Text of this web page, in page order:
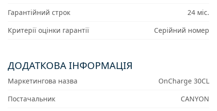
Гарантійний строк
24 міс.
Критерії оцінки гарантії
Серійний номер
ДОДАТКОВА ІНФОРМАЦІЯ
Маркетингова назва
OnCharge 30CL
Постачальник
CANYON